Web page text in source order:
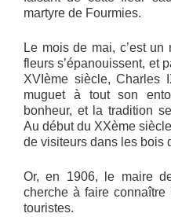
martyre de Fourmies.
Le mois de mai, c’est
fleurs s’épanouissent, et
XVIème siècle, Charles
muguet à tout son
bonheur, et la tradition
Au début du XXème
de visiteurs dans les bois
Or, en 1906, le maire
cherche à faire
touristes.